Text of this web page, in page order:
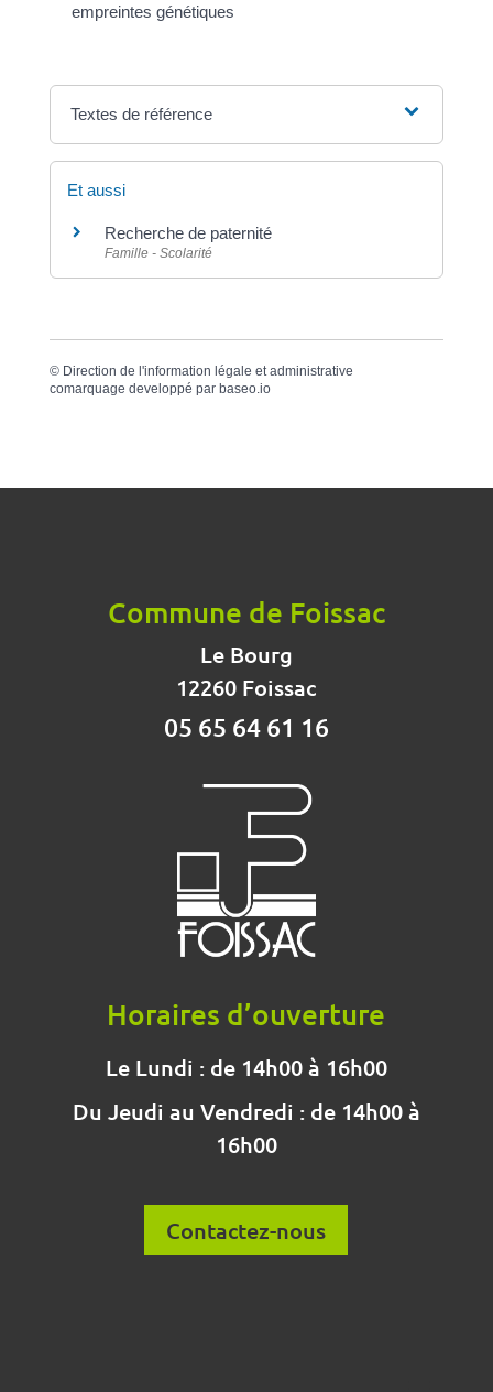
empreintes génétiques
Textes de référence
Et aussi
Recherche de paternité
Famille - Scolarité
© Direction de l'information légale et administrative
comarquage developpé par baseo.io
Commune de Foissac
Le Bourg
12260 Foissac
05 65 64 61 16
Horaires d’ouverture
Le Lundi : de 14h00 à 16h00
Du Jeudi au Vendredi : de 14h00 à
16h00
Contactez-nous